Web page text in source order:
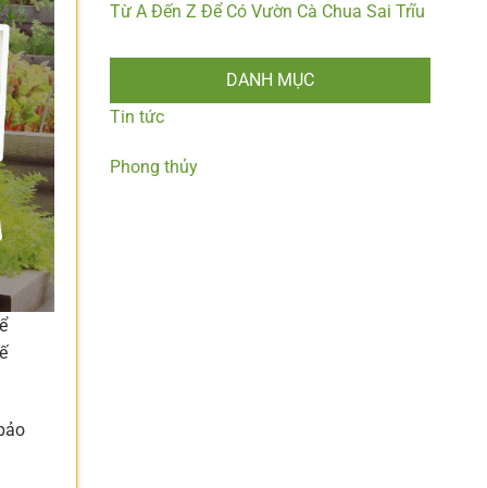
Từ A Đến Z Để Có Vườn Cà Chua Sai Trĩu
DANH MỤC
Tin tức
Phong thủy